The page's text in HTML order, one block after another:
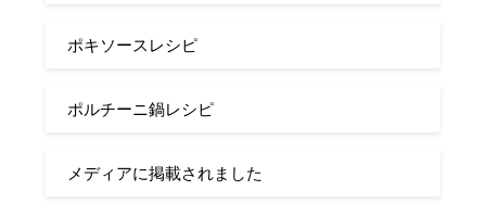
ポキソースレシピ
ポルチーニ鍋レシピ
メディアに掲載されました